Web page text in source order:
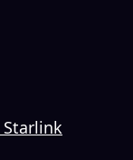
Starlink